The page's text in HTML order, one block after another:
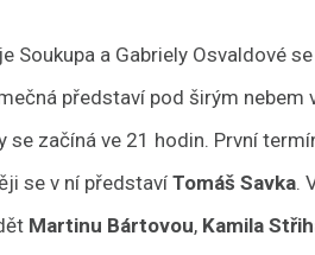
Soukupa a Gabriely Osvaldové
představí pod širým nebem
se začíná ve 21 hodin. První
se v ní představíTomáš Savka.
Martinu Bártovou, Kamila